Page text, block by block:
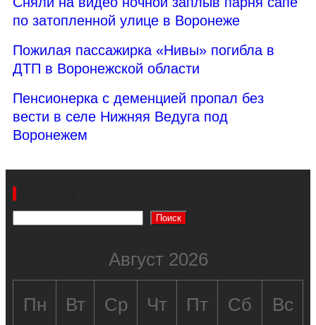
по затопленной улице в Воронеже
Пожилая пассажирка «Нивы» погибла в
ДТП в Воронежской области
Пенсионерка с деменцией пропал без
вести в селе Нижняя Ведуга под
Воронежем
Поиск
Август 2026
Пн Вт Ср Чт Пт Сб Вс